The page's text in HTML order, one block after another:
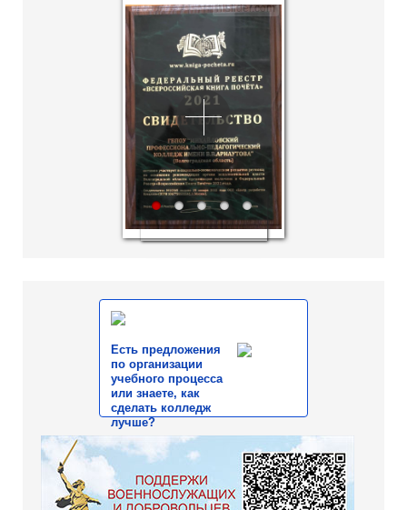
1 2 3 4 5
hislider.com
Есть предложения
по организации
учебного процесса
или знаете, как
сделать колледж
лучше?